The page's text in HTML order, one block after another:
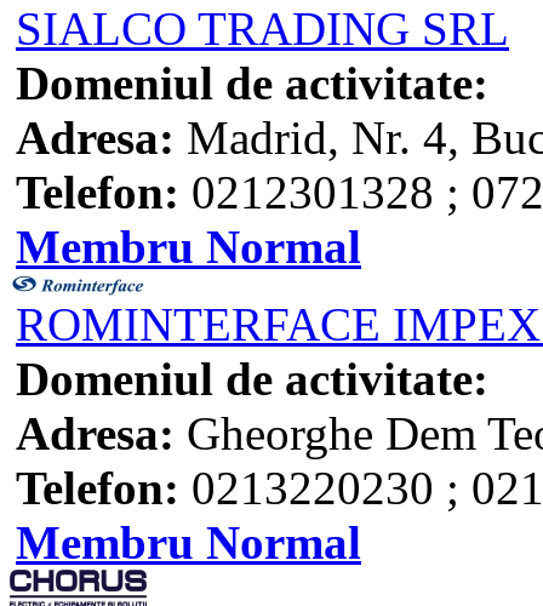
SIALCO TRADING SRL
Domeniul de activitate:
Adresa: Madrid, Nr. 4,
Telefon: 0212301328 ;
Membru Normal
ROMINTERFACE
Domeniul de activitate:
Adresa: Gheorghe Dem
Telefon: 0213220230 ;
Membru Normal